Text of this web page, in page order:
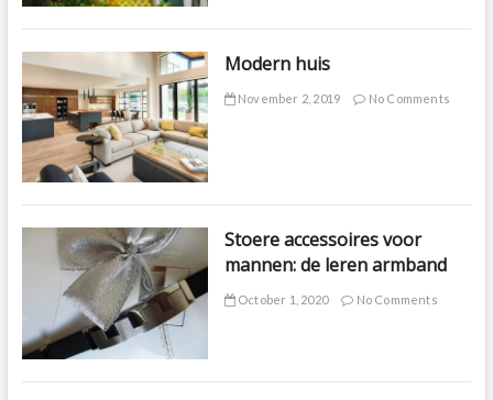
Modern huis
November 2, 2019 No Comments
Stoere accessoires voor
mannen: de leren armband
October 1, 2020 No Comments